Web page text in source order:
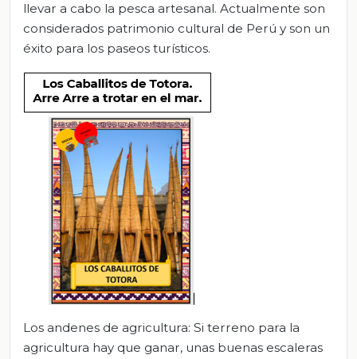
llevar a cabo la pesca artesanal. Actualmente son
considerados patrimonio cultural de Perú y son un
éxito para los paseos turísticos.
Los andenes de agricultura: Si terreno para la
agricultura hay que ganar, unas buenas escaleras